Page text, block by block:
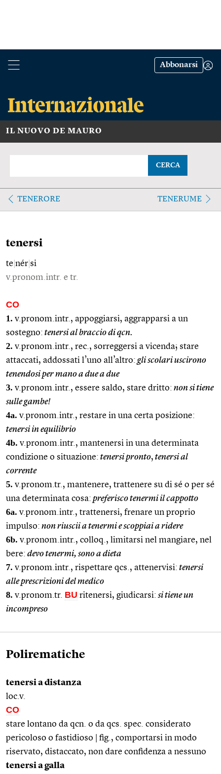
Abbonarsi
IL NUOVO DE MAURO
CERCA
TENERORE TENERUME
tenersi
te nér si
v.pronom.intr. e tr.
CO
1. v.pronom.intr., appoggiarsi, aggrapparsi a un
sostegno: tenersi al braccio di qcn.
2. v.pronom.intr., rec., sorreggersi a vicenda; stare
attaccati, addossati l’uno all’altro: gli scolari uscirono
tenendosi per mano a due a due
3. v.pronom.intr., essere saldo, stare dritto: non si tiene
sulle gambe!
4a. v.pronom.intr., restare in una certa posizione:
tenersi in equilibrio
4b. v.pronom.intr., mantenersi in una determinata
condizione o situazione: tenersi pronto, tenersi al
corrente
5. v.pronom.tr., mantenere, trattenere su di sé o per sé
una determinata cosa: preferisco tenermi il cappotto
6a. v.pronom.intr., trattenersi, frenare un proprio
impulso: non riuscii a tenermi e scoppiai a ridere
6b. v.pronom.intr., colloq., limitarsi nel mangiare, nel
bere: devo tenermi, sono a dieta
7. v.pronom.intr., rispettare qcs., attenervisi: tenersi
alle prescrizioni del medico
8. v.pronom.tr. BU ritenersi, giudicarsi: si tiene un
incompreso
Polirematiche
tenersi a distanza
loc.v.
CO
stare lontano da qcn. o da qcs. spec. considerato
pericoloso o fastidioso | fig., comportarsi in modo
riservato, distaccato, non dare confidenza a nessuno
tenersi a galla